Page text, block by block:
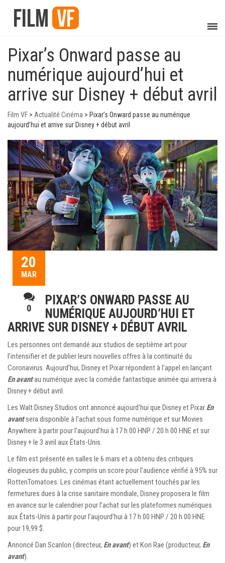
Pixar’s Onward passe au
numérique aujourd’hui et
arrive sur Disney + début avril
Film VF > Actualité Cinéma > Pixar’s Onward passe au numérique
aujourd’hui et arrive sur Disney + début avril
20
MAR
0
PIXAR’S ONWARD PASSE AU
NUMÉRIQUE AUJOURD’HUI ET
ARRIVE SUR DISNEY + DÉBUT AVRIL
Les personnes ont demandé aux studios de septième art pour
l’intensifier et de publier leurs nouvelles offres à la continuité du
Coronavirus. Aujourd’hui, Disney et Pixar répondent à l’appel en lançant
En avantau numérique avec la comédie fantastique animée qui arrivera à
Disney + début avril.
Les Walt Disney Studios ont annoncé aujourd’hui que Disney et Pixar En
avantsera disponible à l’achat sous forme numérique et sur Movies
Anywhere à partir pour l’aujourd’hui à 17 h 00 HNP / 20 h 00 HNE et sur
Disney + le 3 avril aux États-Unis.
Le film est présenté en salles le 6 mars et a obtenu des critiques
élogieuses du public, y compris un score pour l’audience vérifié à 95% sur
RottenTomatoes. Les cinémas étant actuellement touchés par les
fermetures dues à la crise sanitaire mondiale, Disney proposera le film
en avance sur le calendrier pour l’achat sur les plateformes numériques
aux États-Unis à partir pour l’aujourd’hui à 17 h 00 HNP / 20 h 00 HNE
pour 19,99 $.
Annoncé Dan Scanlon (directeur, En avant) et Kori Rae (producteur, En
avant).